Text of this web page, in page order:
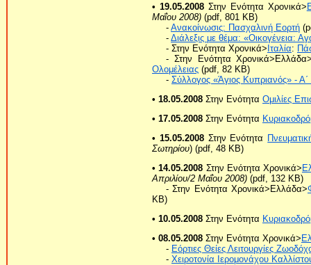
• 19.05.2008Στην Ενότητα Χρονικά>
Μαΐου 2008) (pdf, 801 KB)
- Ανακοίνωσις: Πασχαλινή Εορτή
- Διάλεξις με θέμα: «Οικογένεια:
- Στην Ενότητα Χρονικά>Ιταλία:
- Στην Ενότητα
Ολομέλειας (pdf, 82 KB)
- Σύλλογος «Άγιος Κυπριανός» - Α΄
• 18.05.2008 Στην Ενότητα Ομιλίες
• 17.05.2008 Στην Ενότητα
• 15.05.2008Στην Ενότητα
Σωτηρίου) (pdf, 48 KB)
• 14.05.2008 Στην Ενότητα Χρονικά>
Απριλίου/2 Μαΐου 2008) (pdf, 132 KB)
- Στην Ενότητα Χρονικά>Ελλάδα>
KB)
• 10.05.2008 Στην Ενότητα
• 08.05.2008 Στην Ενότητα Χρονικά>
- Εόρτιες Θείες Λειτουργίες
- Χειροτονία Ιερομονάχου